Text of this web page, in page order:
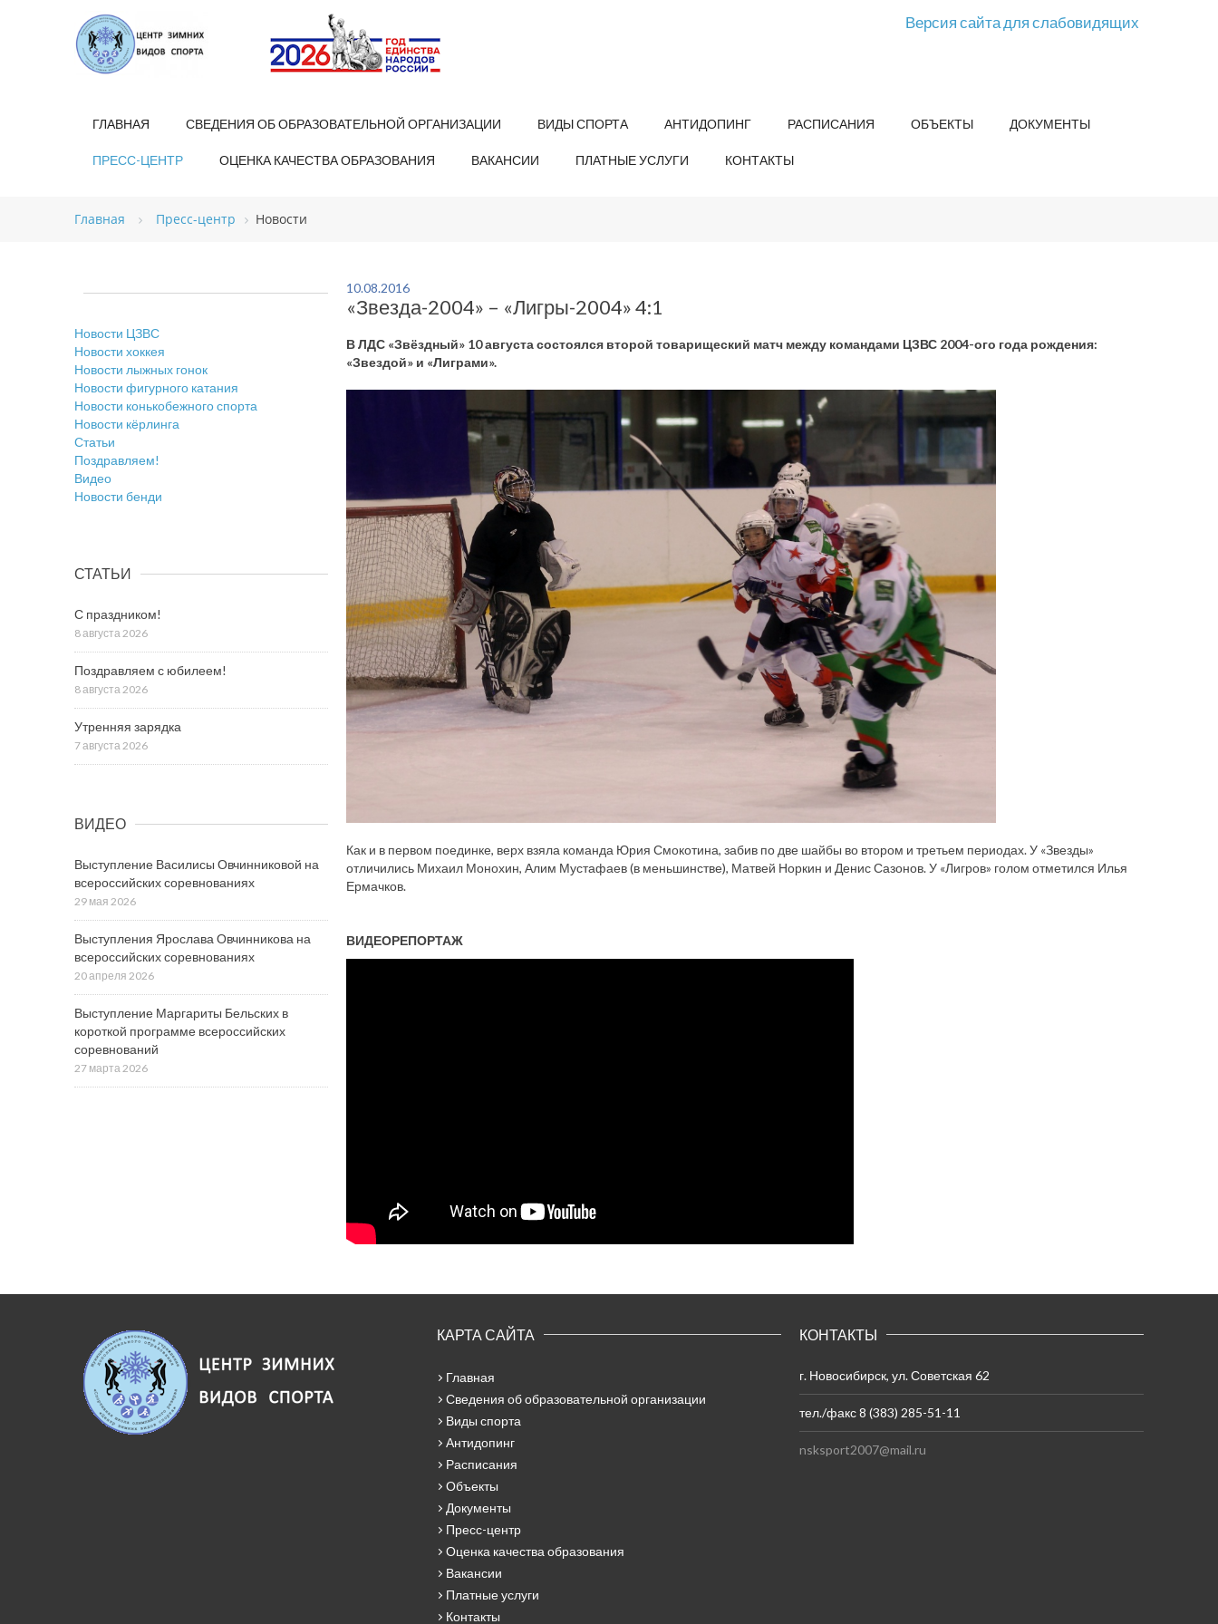
Версия сайта для слабовидящих
ГЛАВНАЯ СВЕДЕНИЯ ОБ ОБРАЗОВАТЕЛЬНОЙ ОРГАНИЗАЦИИ ВИДЫ СПОРТА АНТИДОПИНГ РАСПИСАНИЯ ОБЪЕКТЫ ДОКУМЕНТЫ
ПРЕСС-ЦЕНТР ОЦЕНКА КАЧЕСТВА ОБРАЗОВАНИЯ ВАКАНСИИ ПЛАТНЫЕ УСЛУГИ КОНТАКТЫ
Главная Пресс-центр Новости
10.08.2016
«Звезда-2004» – «Лигры-2004» 4:1
В ЛДС «Звёздный» 10 августа состоялся второй товарищеский матч между командами ЦЗВС 2004-ого года рождения:
«Звездой» и «Лиграми».
Как и в первом поединке, верх взяла команда Юрия Смокотина, забив по две шайбы во втором и третьем периодах. У «Звезды»
отличились Михаил Монохин, Алим Мустафаев (в меньшинстве), Матвей Норкин и Денис Сазонов. У «Лигров» голом отметился Илья
Ермачков.
ВИДЕОРЕПОРТАЖ
Новости ЦЗВС
Новости хоккея
Новости лыжных гонок
Новости фигурного катания
Новости конькобежного спорта
Новости кёрлинга
Статьи
Поздравляем!
Видео
Новости бенди
СТАТЬИ
С праздником!
8 августа 2026
Поздравляем с юбилеем!
8 августа 2026
Утренняя зарядка
7 августа 2026
ВИДЕО
Выступление Василисы Овчинниковой на
всероссийских соревнованиях
29 мая 2026
Выступления Ярослава Овчинникова на
всероссийских соревнованиях
20 апреля 2026
Выступление Маргариты Бельских в
короткой программе всероссийских
соревнований
27 марта 2026
КАРТА САЙТА
Главная
Сведения об образовательной организации
Виды спорта
Антидопинг
Расписания
Объекты
Документы
Пресс-центр
Оценка качества образования
Вакансии
Платные услуги
Контакты
КОНТАКТЫ
г. Новосибирск, ул. Советская 62
тел./факс 8 (383) 285-51-11
nsksport2007@mail.ru